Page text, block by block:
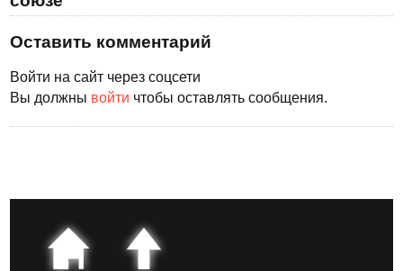
Оставить комментарий
Войти на сайт через соцсети
Вы должны войти чтобы оставлять сообщения.